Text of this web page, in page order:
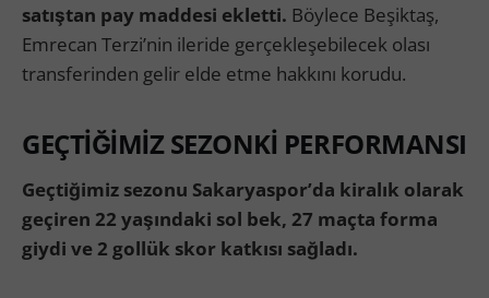
satıştan pay maddesi ekletti. Böylece Beşiktaş,
Emrecan Terzi’nin ileride gerçekleşebilecek olası
transferinden gelir elde etme hakkını korudu.
GEÇTİĞİMİZ SEZONKİ PERFORMANSI
Geçtiğimiz sezonu Sakaryaspor’da kiralık olarak
geçiren 22 yaşındaki sol bek, 27 maçta forma
giydi ve 2 gollük skor katkısı sağladı.